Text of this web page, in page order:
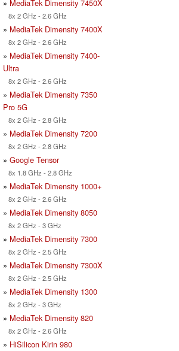
» MediaTek Dimensity 7450X
8x 2 GHz - 2.6 GHz
» MediaTek Dimensity 7400X
8x 2 GHz - 2.6 GHz
» MediaTek Dimensity 7400-
Ultra
8x 2 GHz - 2.6 GHz
» MediaTek Dimensity 7350
Pro 5G
8x 2 GHz - 2.8 GHz
» MediaTek Dimensity 7200
8x 2 GHz - 2.8 GHz
» Google Tensor
8x 1.8 GHz - 2.8 GHz
» MediaTek Dimensity 1000+
8x 2 GHz - 2.6 GHz
» MediaTek Dimensity 8050
8x 2 GHz - 3 GHz
» MediaTek Dimensity 7300
8x 2 GHz - 2.5 GHz
» MediaTek Dimensity 7300X
8x 2 GHz - 2.5 GHz
» MediaTek Dimensity 1300
8x 2 GHz - 3 GHz
» MediaTek Dimensity 820
8x 2 GHz - 2.6 GHz
» HiSilicon Kirin 980